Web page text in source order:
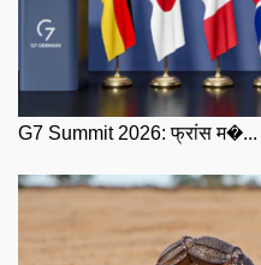
G7 Summit 2026: फ्रांस म�...